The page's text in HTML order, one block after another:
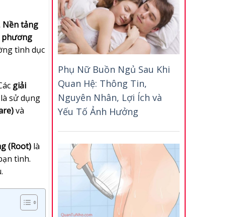
Nền tảng
phương
tình dục
giải
sử dụng
và
(Root) là
tình.
Phụ Nữ Buồn Ngủ Sau Khi
Quan Hệ: Thông Tin,
Nguyên Nhân, Lợi Ích và
Yếu Tố Ảnh Hưởng